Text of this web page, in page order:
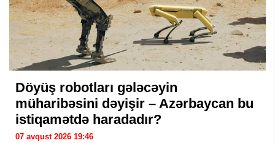
Döyüş robotları gələcəyin
müharibəsini dəyişir – Azərbaycan bu
istiqamətdə haradadır?
07 avqust 2026 19:46